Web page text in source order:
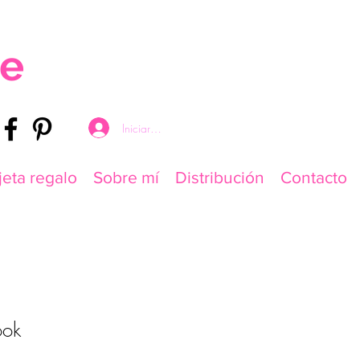
Iniciar sesión
regalo Sobre mí Distribución Contacto